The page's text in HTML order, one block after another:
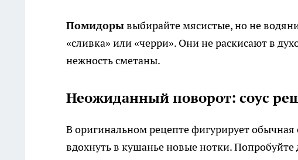
Помидорывыбирайте мясистые, но не
«сливка» или «черри». Они не раскисают в
нежность сметаны.
Неожиданный поворот: соус
В оригинальном рецепте фигурирует
вдохнуть в кушанье новые нотки.